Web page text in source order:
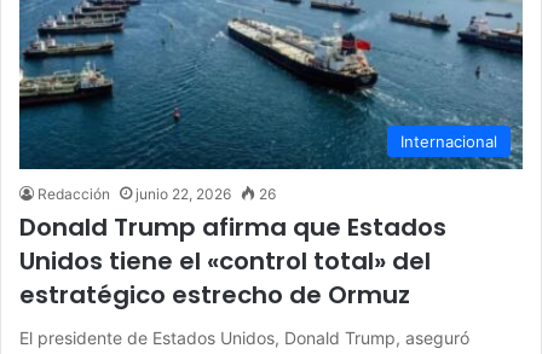
Internacional
Redacción junio 22, 2026 26
Donald Trump afirma que Estados
Unidos tiene el «control total» del
estratégico estrecho de Ormuz
El presidente de Estados Unidos, Donald Trump, aseguró